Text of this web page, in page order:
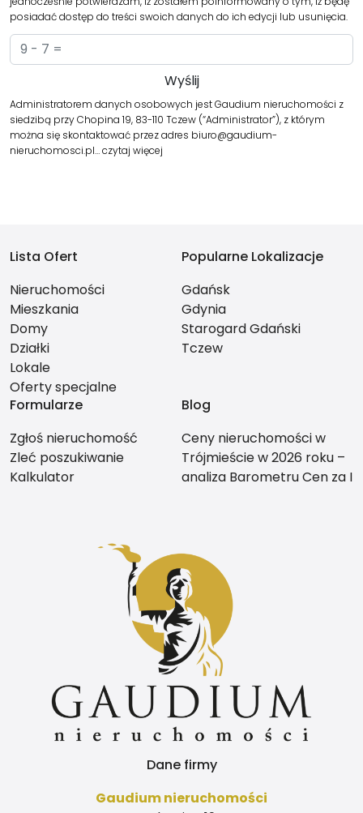
posiadać dostęp do treści swoich danych do ich edycji lub usunięcia.
Administratorem danych osobowych jest Gaudium nieruchomości z
siedzibą przy Chopina 19, 83-110 Tczew (“Administrator”), z którym
można się skontaktować przez adres biuro@gaudium-
nieruchomosci.pl…czytaj więcej
Lista Ofert
Nieruchomości
Mieszkania
Domy
Działki
Lokale
Oferty specjalne
Popularne Lokalizacje
Gdańsk
Gdynia
Starogard Gdański
Tczew
Formularze
Zgłoś nieruchomość
Zleć poszukiwanie
Kalkulator
Blog
Ceny nieruchomości w
Trójmieście w 2026 roku –
analiza Barometru Cen za I
Dane firmy
Gaudium nieruchomości